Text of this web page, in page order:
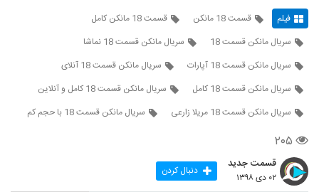
فیلم قسمت 18 مانکن
قسمت 18 مانکن کامل
سریال مانکن قسمت 18
سریال مانکن قسمت 18 نماشا
سریال مانکن قسمت 18 آپارات
سریال مانکن قسمت 18 آنلای
سریال مانکن قسمت 18 کامل
سریال مانکن قسمت 18 کامل و آنلاین
سریال مانکن قسمت 18 مریلا زارعی
سریال مانکن قسمت 18 با حجم کم
۲۰۵
قسمت جدید
۰۲ دی ۱۳۹۸ دنبال کردن